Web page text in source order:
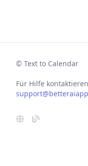
© Text to Calendar
Für Hilfe